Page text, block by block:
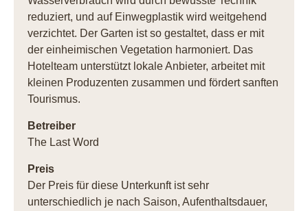
reduziert, und auf Einwegplastik wird weitgehend
verzichtet. Der Garten ist so gestaltet, dass er mit
der einheimischen Vegetation harmoniert. Das
Hotelteam unterstützt lokale Anbieter, arbeitet mit
kleinen Produzenten zusammen und fördert sanften
Tourismus.
Betreiber
The Last Word
Preis
Der Preis für diese Unterkunft ist sehr
unterschiedlich je nach Saison, Aufenthaltsdauer,